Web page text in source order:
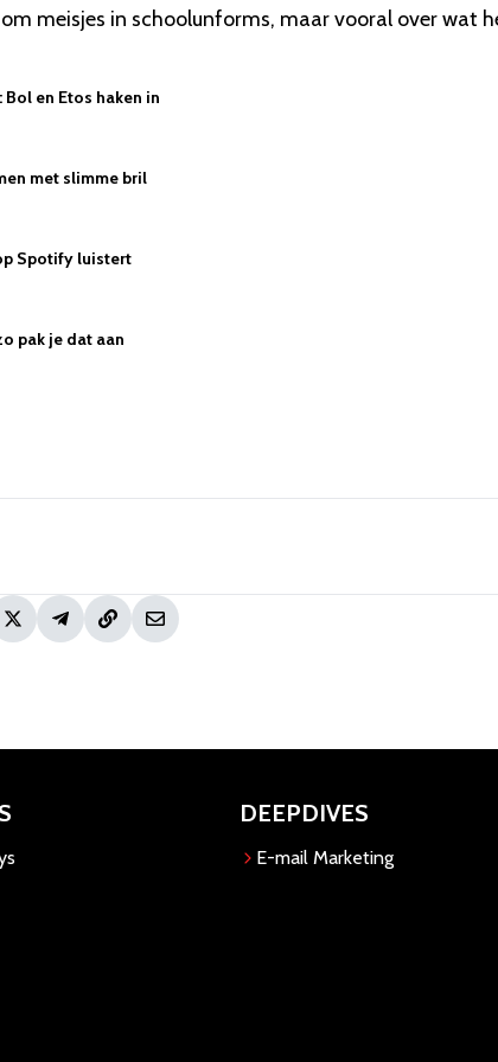
meisjes in schoolunforms, maar vooral over wat
en Etos haken in
met slimme bril
Spotify luistert
pak je dat aan
DEEPDIVES
E-mail Marketing